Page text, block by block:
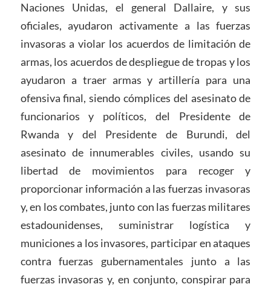
Naciones Unidas, el general Dallaire, y sus
oficiales, ayudaron activamente a las fuerzas
invasoras a violar los acuerdos de limitación de
armas, los acuerdos de despliegue de tropas y los
ayudaron a traer armas y artillería para una
ofensiva final, siendo cómplices del asesinato de
funcionarios y políticos, del Presidente de
Rwanda y del Presidente de Burundi, del
asesinato de innumerables civiles, usando su
libertad de movimientos para recoger y
proporcionar información a las fuerzas invasoras
y, en los combates, junto con las fuerzas militares
estadounidenses, suministrar logística y
municiones a los invasores, participar en ataques
contra fuerzas gubernamentales junto a las
fuerzas invasoras y, en conjunto, conspirar para